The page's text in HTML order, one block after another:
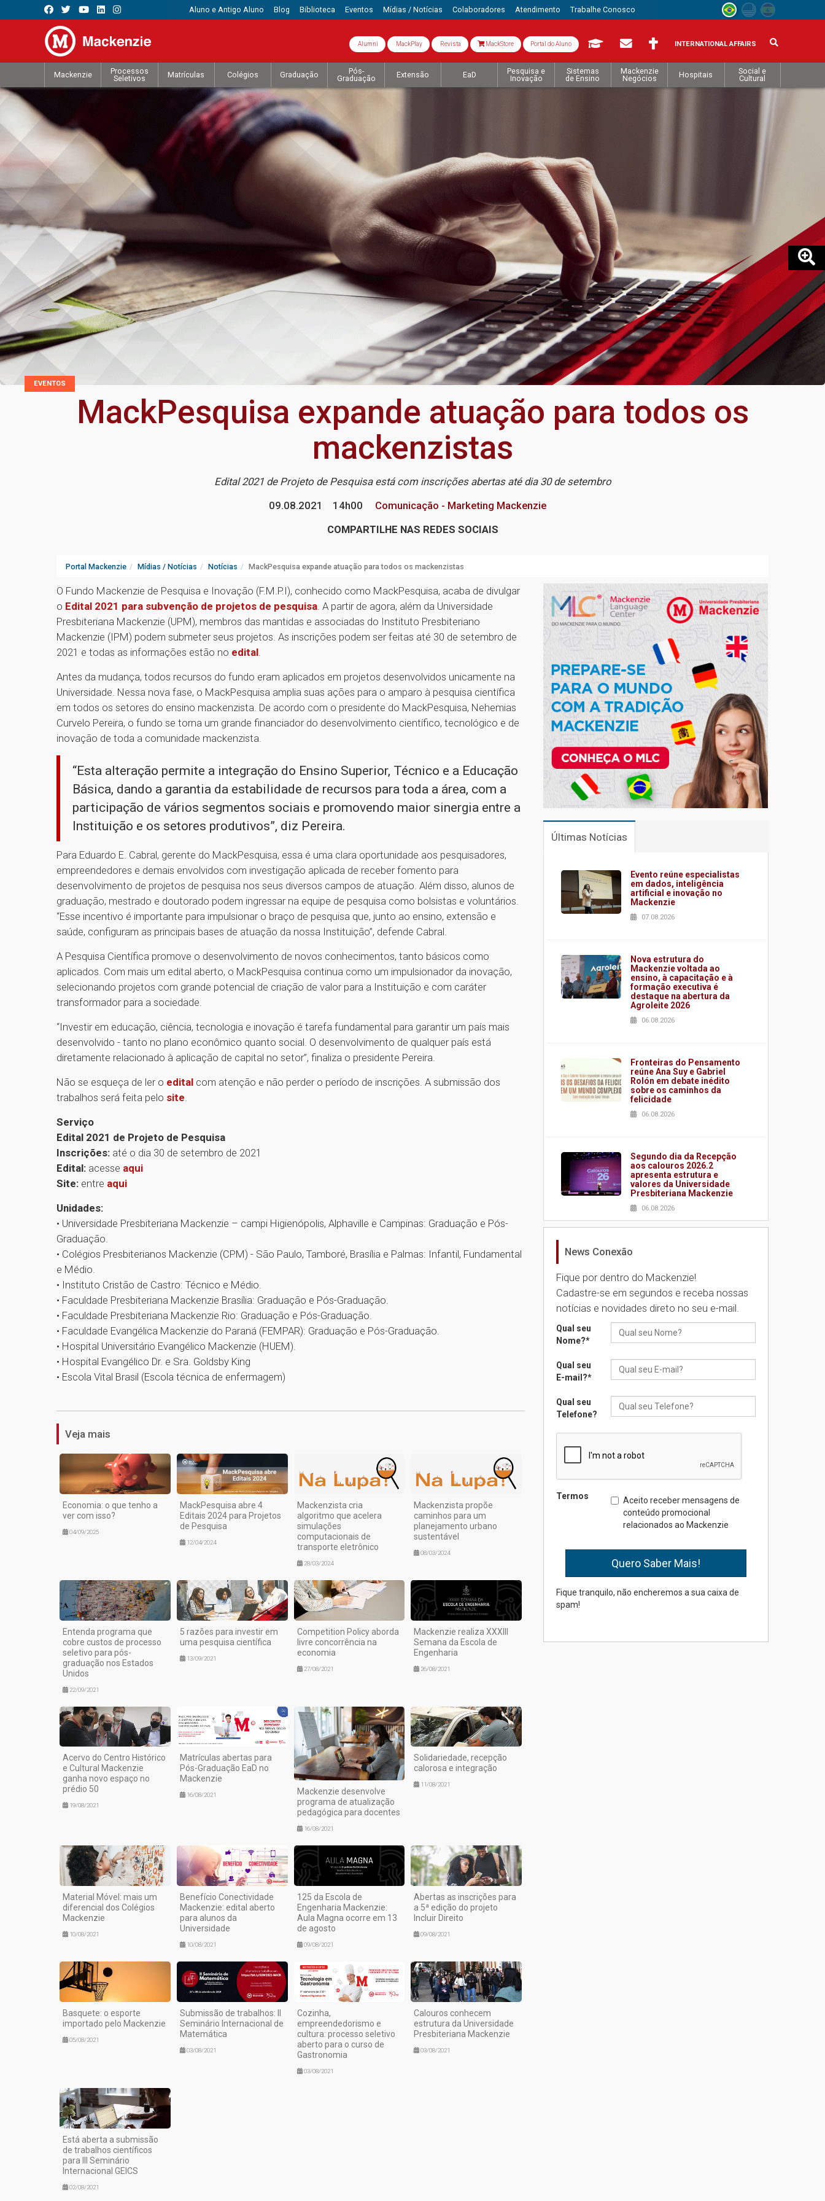
Aluno e Antigo Aluno Blog Biblioteca Eventos Mídias / Notícias Colaboradores Atendimento Trabalhe Conosco
Alumni MackPlay Revista MackStore Portal do Aluno INTERNATIONAL AFFAIRS
Mackenzie
Processos
Seletivos
Matrículas Colégios Graduação
Pós-
Graduação
Extensão EaD
Pesquisa e
Inovação
Sistemas
de Ensino
Mackenzie
Negócios
Hospitais
Social e
Cultural
EVENTOS
MackPesquisa expande atuação para todos os
mackenzistas
Edital 2021 de Projeto de Pesquisa está com inscrições abertas até dia 30 de setembro
09.08.2021
14h00
Comunicação - Marketing Mackenzie
COMPARTILHE NAS REDES SOCIAIS
Portal Mackenzie Mídias / Notícias Notícias MackPesquisa expande atuação para todos os mackenzistas
O Fundo Mackenzie de Pesquisa e Inovação (F.M.P.I), conhecido como MackPesquisa, acaba de divulgar
o Edital 2021 para subvenção de projetos de pesquisa. A partir de agora, além da Universidade
Presbiteriana Mackenzie (UPM), membros das mantidas e associadas do Instituto Presbiteriano
Mackenzie (IPM) podem submeter seus projetos. As inscrições podem ser feitas até 30 de setembro de
2021 e todas as informações estão no edital.
Antes da mudança, todos recursos do fundo eram aplicados em projetos desenvolvidos unicamente na
Universidade. Nessa nova fase, o MackPesquisa amplia suas ações para o amparo à pesquisa científica
em todos os setores do ensino mackenzista. De acordo com o presidente do MackPesquisa, Nehemias
Curvelo Pereira, o fundo se torna um grande financiador do desenvolvimento científico, tecnológico e de
inovação de toda a comunidade mackenzista.
“Esta alteração permite a integração do Ensino Superior, Técnico e a Educação
Básica, dando a garantia da estabilidade de recursos para toda a área, com a
participação de vários segmentos sociais e promovendo maior sinergia entre a
Instituição e os setores produtivos”, diz Pereira.
Para Eduardo E. Cabral, gerente do MackPesquisa, essa é uma clara oportunidade aos pesquisadores,
empreendedores e demais envolvidos com investigação aplicada de receber fomento para
desenvolvimento de projetos de pesquisa nos seus diversos campos de atuação. Além disso, alunos de
graduação, mestrado e doutorado podem ingressar na equipe de pesquisa como bolsistas e voluntários.
“Esse incentivo é importante para impulsionar o braço de pesquisa que, junto ao ensino, extensão e
saúde, configuram as principais bases de atuação da nossa Instituição”, defende Cabral.
A Pesquisa Científica promove o desenvolvimento de novos conhecimentos, tanto básicos como
aplicados. Com mais um edital aberto, o MackPesquisa continua como um impulsionador da inovação,
selecionando projetos com grande potencial de criação de valor para a Instituição e com caráter
transformador para a sociedade.
“Investir em educação, ciência, tecnologia e inovação é tarefa fundamental para garantir um país mais
desenvolvido - tanto no plano econômico quanto social. O desenvolvimento de qualquer país está
diretamente relacionado à aplicação de capital no setor”, finaliza o presidente Pereira.
Não se esqueça de ler o edital com atenção e não perder o período de inscrições. A submissão dos
trabalhos será feita pelo site.
Serviço
Edital 2021 de Projeto de Pesquisa
Inscrições: até o dia 30 de setembro de 2021
Edital: acesse aqui
Site: entre aqui
Unidades:
• Universidade Presbiteriana Mackenzie – campi Higienópolis, Alphaville e Campinas: Graduação e Pós-
Graduação.
• Colégios Presbiterianos Mackenzie (CPM) - São Paulo, Tamboré, Brasília e Palmas: Infantil, Fundamental
e Médio.
• Instituto Cristão de Castro: Técnico e Médio.
• Faculdade Presbiteriana Mackenzie Brasília: Graduação e Pós-Graduação.
• Faculdade Presbiteriana Mackenzie Rio: Graduação e Pós-Graduação.
• Faculdade Evangélica Mackenzie do Paraná (FEMPAR): Graduação e Pós-Graduação.
• Hospital Universitário Evangélico Mackenzie (HUEM).
• Hospital Evangélico Dr. e Sra. Goldsby King
• Escola Vital Brasil (Escola técnica de enfermagem)
Veja mais
Economia: o que tenho a
ver com isso?
04/09/2025
MackPesquisa abre 4
Editais 2024 para Projetos
de Pesquisa
12/04/2024
Mackenzista cria
algoritmo que acelera
simulações
computacionais de
transporte eletrônico
28/03/2024
Mackenzista propõe
caminhos para um
planejamento urbano
sustentável
08/03/2024
Entenda programa que
cobre custos de processo
seletivo para pós-
graduação nos Estados
Unidos
22/09/2021
5 razões para investir em
uma pesquisa científica
13/09/2021
Competition Policy aborda
livre concorrência na
economia
27/08/2021
Mackenzie realiza XXXIII
Semana da Escola de
Engenharia
26/08/2021
Acervo do Centro Histórico
e Cultural Mackenzie
ganha novo espaço no
prédio 50
19/08/2021
Matrículas abertas para
Pós-Graduação EaD no
Mackenzie
16/08/2021
Mackenzie desenvolve
programa de atualização
pedagógica para docentes
16/08/2021
Solidariedade, recepção
calorosa e integração
11/08/2021
Material Móvel: mais um
diferencial dos Colégios
Mackenzie
10/08/2021
Benefício Conectividade
Mackenzie: edital aberto
para alunos da
Universidade
10/08/2021
125 da Escola de
Engenharia Mackenzie:
Aula Magna ocorre em 13
de agosto
09/08/2021
Abertas as inscrições para
a 5ª edição do projeto
Incluir Direito
09/08/2021
Basquete: o esporte
importado pelo Mackenzie
05/08/2021
Submissão de trabalhos: II
Seminário Internacional de
Matemática
03/08/2021
Cozinha,
empreendedorismo e
cultura: processo seletivo
aberto para o curso de
Gastronomia
03/08/2021
Calouros conhecem
estrutura da Universidade
Presbiteriana Mackenzie
03/08/2021
Está aberta a submissão
de trabalhos científicos
para III Seminário
Internacional GEICS
02/08/2021
Últimas Notícias
Evento reúne especialistas
em dados, inteligência
artificial e inovação no
Mackenzie
07.08.2026
Nova estrutura do
Mackenzie voltada ao
ensino, à capacitação e à
formação executiva é
destaque na abertura da
Agroleite 2026
06.08.2026
Fronteiras do Pensamento
reúne Ana Suy e Gabriel
Rolón em debate inédito
sobre os caminhos da
felicidade
06.08.2026
Segundo dia da Recepção
aos calouros 2026.2
apresenta estrutura e
valores da Universidade
Presbiteriana Mackenzie
06.08.2026
Nova apresentação do
brasileira
05.08.2026
Universidade Mackenzie
realizará nova edição da
05.08.2026
Seminário discute desafios
das novas tecnologias em
04.08.2026
Mackenzie recepciona os
calouros do segundo
semestre de 2026
04.08.2026
Brasília prepara seus
estudantes para o PAS antes
mesmo do Ensino Médio
News Conexão
Fique por dentro do Mackenzie!
Cadastre-se em segundos e receba nossas
notícias e novidades direto no seu e-mail.
Qual seu
Nome?*
Qual seu
E-mail?*
Qual seu
Telefone?
Termos
Aceito receber mensagens de
conteúdo promocional
relacionados ao Mackenzie
Fique tranquilo, não encheremos a sua caixa de
spam!